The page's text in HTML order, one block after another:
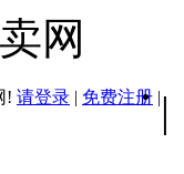
网
! 请登录 | 免费注册 | |